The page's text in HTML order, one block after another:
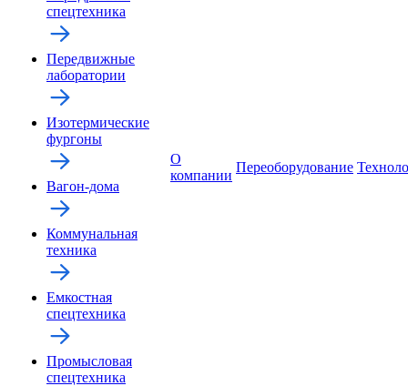
спецтехника
Передвижные
лаборатории
Изотермические
фургоны
Вагон-дома
Коммунальная
техника
Емкостная
спецтехника
Промысловая
спецтехника
О
компании
Переоборудование